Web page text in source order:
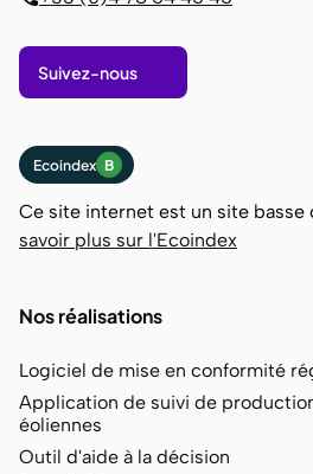
Suivez-nous
Ecoindex B
Ce site internet est un site basse
savoir plus sur l'Ecoindex
Nos réalisations
Logiciel de mise en conformité
Application de suivi de
éoliennes
Outil d'aide à la décision